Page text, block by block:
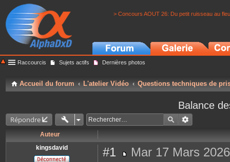
> Concours AOUT 26: Du petit ruisseau au
Raccourcis Sujets actifs Dernières photos
Accueil du forum L'atelier Vidéo Questions techniques de
Balance
Répondre
Auteur
kingsdavid
#1 Mar 17 Mars